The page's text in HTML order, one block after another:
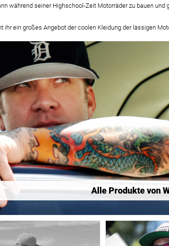
während seiner Highschool-Zeit Motorräder zu bauen
ihr ein großes Angebot der coolen Kleidung der lässigen
Alle Produkte von